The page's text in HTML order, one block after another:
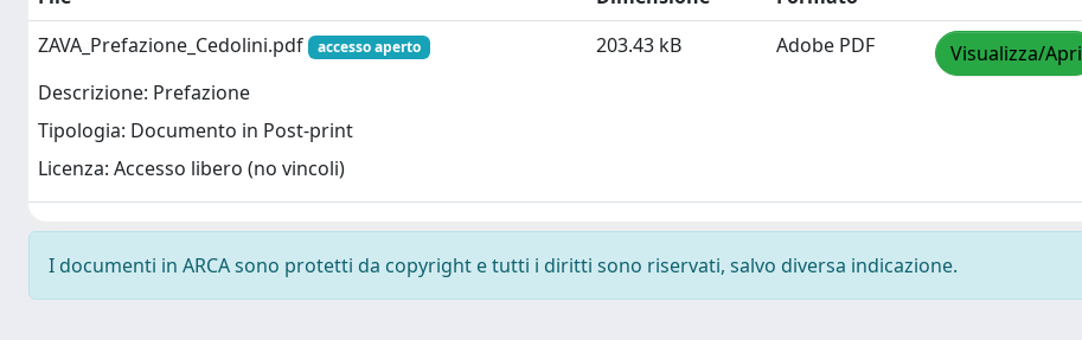
ZAVA_Prefazione_Cedolini.pdf
accesso aperto
Descrizione: Prefazione
Tipologia: Documento in Post-print
Licenza: Accesso libero (no vincoli)
203.43 kB Adobe PDF Visualizza/Apri
I documenti in ARCA sono protetti da copyright e tutti i diritti sono riservati, salvo diversa indicazione.